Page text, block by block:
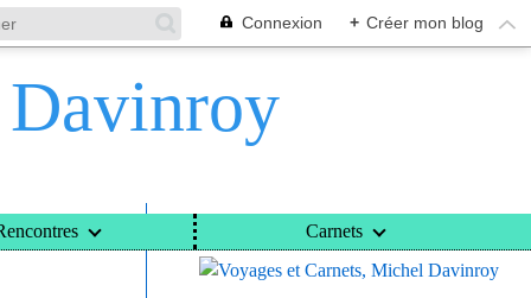
Connexion + Créer mon blog
Davinroy
Carnets
Voyages et Carnets, Michel Davinroy